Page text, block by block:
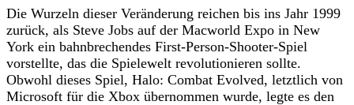
Die Wurzeln dieser Veränderung reichen bis ins Jahr 1999
zurück, als Steve Jobs auf der Macworld Expo in New
York ein bahnbrechendes First-Person-Shooter-Spiel
vorstellte, das die Spielewelt revolutionieren sollte.
Obwohl dieses Spiel, Halo: Combat Evolved, letztlich von
Microsoft für die Xbox übernommen wurde, legte es den